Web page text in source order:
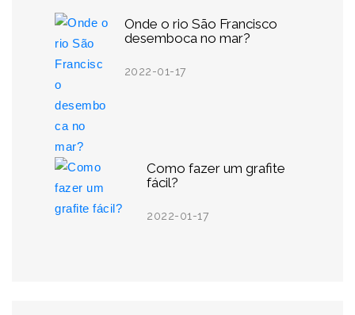
Onde o rio São Francisco
desemboca no mar?
2022-01-17
Como fazer um grafite
fácil?
2022-01-17